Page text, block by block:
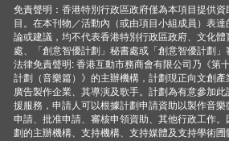
免責聲明：香港特別行政區政府僅為本項目提供
目。在本刊物／活動內（或由項目小組成員）表
論或建議，均不代表香港特別行政區政府、文化
處、「創意智優計劃」秘書處或「創意智優計劃」
法律免責聲明: 香港互動市務商會有限公司乃《第
計劃（音樂篇）》的主辦機構，計劃現正向文創
廣告製作企業、其導演及歌手。計劃為有意參加
援服務，申請人可以根據計劃申請資助以製作音
申請、批准申請、審核申領資助、其他行政工作
劃的主辦機構、支持機構、支持媒體及支持學術